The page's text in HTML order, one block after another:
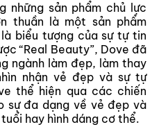
những sản phẩm chủ lực
thuần là một sản phẩm
biểu tượng của sự tự tin
“Real Beauty”, Dove đã
ngành làm đẹp, làm thay
nhận vẻ đẹp và sự tự
thể hiện qua các chiến
sự đa dạng về vẻ đẹp và
hay hình dáng cơ thể.